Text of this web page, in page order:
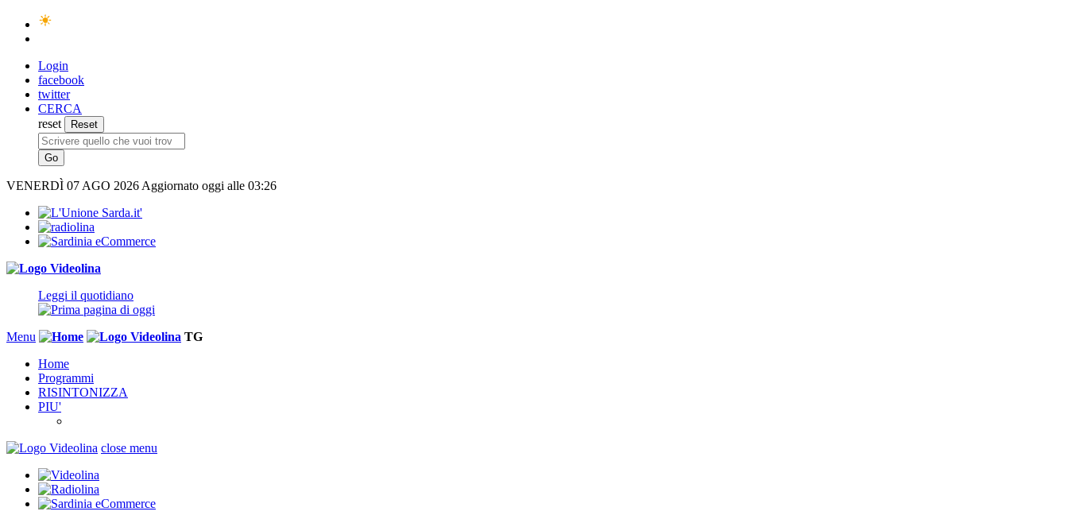
Login
facebook
twitter
CERCA
reset
VENERDÌ 07 AGO 2026 Aggiornato oggi alle 03:26
Leggi il quotidiano
Menu
TG
Home
Programmi
RISINTONIZZA
PIU'
close menu